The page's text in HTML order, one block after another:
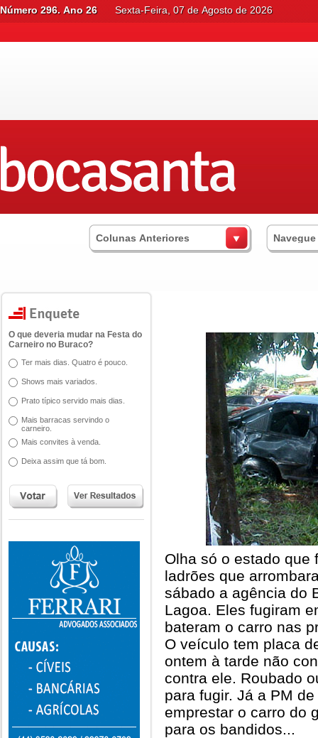
Número 296. Ano 26 Sexta-Feira, 07 de Agosto de 2026
Colunas Anteriores
O que deveria mudar na Festa do
Carneiro no Buraco?
Ter mais dias. Quatro é pouco.
Shows mais variados.
Prato típico servido mais dias.
Mais barracas servindo o
carneiro.
Mais convites à venda.
Deixa assim que tá bom.
Olha só o estado que
ladrões que
sábado a agência do
Lagoa. Eles fugiram
bateram o carro nas
O veículo tem placa
ontem à tarde não
contra ele. Roubado
para fugir. Já a PM
emprestar o carro do
para os bandidos...